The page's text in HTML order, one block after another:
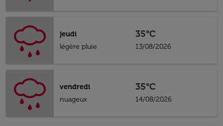
jeudi
légère pluie
35°C
13/08/2026
vendredi
nuageux
35°C
14/08/2026